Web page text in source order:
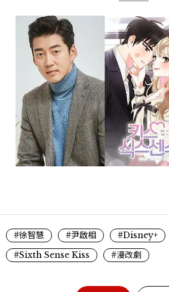
#徐智慧 #尹啟相 #Disney+
#Sixth Sense Kiss
#漫改劇